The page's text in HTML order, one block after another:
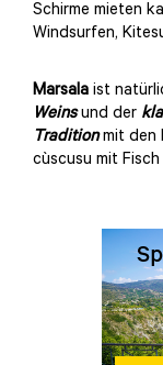
Schirme mieten
Windsurfen,
Marsala ist
Weinsund der
Traditionmit den
cùscusu mit